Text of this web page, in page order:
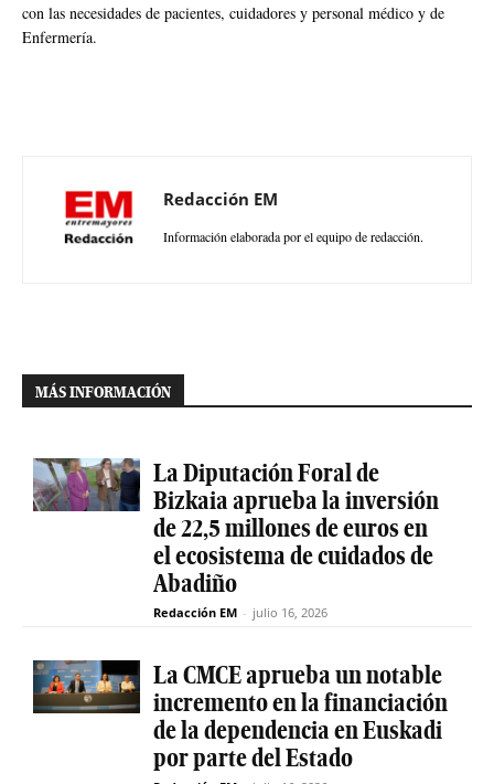
con las necesidades de pacientes, cuidadores y personal médico y de
Enfermería.
Redacción EM
Información elaborada por el equipo de redacción.
MÁS INFORMACIÓN
La Diputación Foral de
Bizkaia aprueba la inversión
de 22,5 millones de euros en
el ecosistema de cuidados de
Abadiño
Redacción EM - julio 16, 2026
La CMCE aprueba un notable
incremento en la financiación
de la dependencia en Euskadi
por parte del Estado